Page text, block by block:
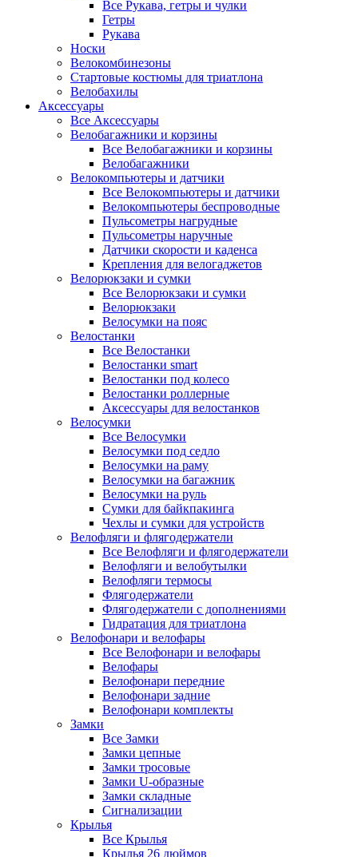
Все Рукава, гетры и чулки
Гетры
Рукава
Носки
Велокомбинезоны
Стартовые костюмы для триатлона
Велобахилы
Аксессуары
Все Аксессуары
Велобагажники и корзины
Все Велобагажники и корзины
Велобагажники
Велокомпьютеры и датчики
Все Велокомпьютеры и датчики
Велокомпьютеры беспроводные
Пульсометры нагрудные
Пульсометры наручные
Датчики скорости и каденса
Крепления для велогаджетов
Велорюкзаки и сумки
Все Велорюкзаки и сумки
Велорюкзаки
Велосумки на пояс
Велостанки
Все Велостанки
Велостанки smart
Велостанки под колесо
Велостанки роллерные
Аксессуары для велостанков
Велосумки
Все Велосумки
Велосумки под седло
Велосумки на раму
Велосумки на багажник
Велосумки на руль
Сумки для байкпакинга
Чехлы и сумки для устройств
Велофляги и флягодержатели
Все Велофляги и флягодержатели
Велофляги и велобутылки
Велофляги термосы
Флягодержатели
Флягодержатели с дополнениями
Гидратация для триатлона
Велофонари и велофары
Все Велофонари и велофары
Велофары
Велофонари передние
Велофонари задние
Велофонари комплекты
Замки
Все Замки
Замки цепные
Замки тросовые
Замки U-образные
Замки складные
Сигнализации
Крылья
Все Крылья
Крылья 26 дюймов